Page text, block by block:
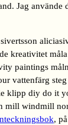
Jag använde
,